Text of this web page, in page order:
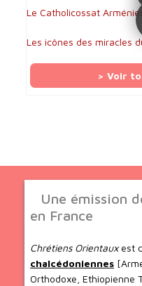
Le Catholicossat
Les icônes des miracles
> Voir
Une émission
en France
Chrétiens Orientauxest
chalcédoniennes
Orthodoxe, Ethiopienne